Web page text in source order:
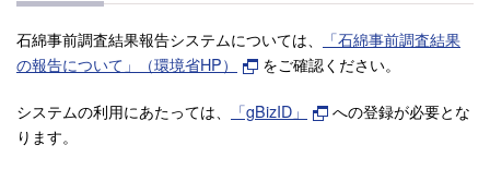
石綿事前調査結果報告システムについては、
「石綿事前調査結果
の報告について」（環境省HP）
をご確認ください。
システムの利用にあたっては、 「gBizID」
への登録が必要とな
ります。